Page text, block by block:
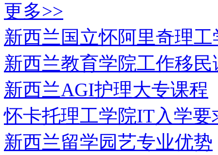
更多>>
新西兰国立怀阿里奇理工
新西兰教育学院工作移民
新西兰AGI护理大专课程
怀卡托理工学院IT入学要
新西兰留学园艺专业优势